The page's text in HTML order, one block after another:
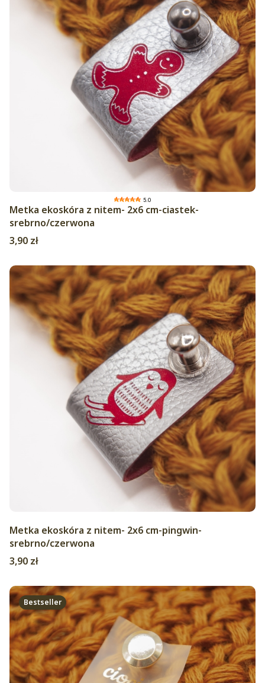
5.0
Metka ekoskóra z nitem- 2x6 cm-ciastek-
srebrno/czerwona
Cena
3,90 zł
Metka ekoskóra z nitem- 2x6 cm-pingwin-
srebrno/czerwona
Cena
3,90 zł
Bestseller